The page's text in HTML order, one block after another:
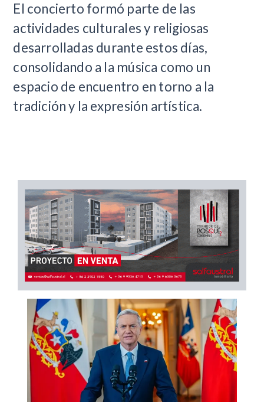
El concierto formó parte de las
actividades culturales y religiosas
desarrolladas durante estos días,
consolidando a la música como un
espacio de encuentro en torno a la
tradición y la expresión artística.